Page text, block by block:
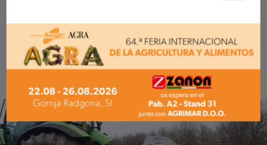
Opcionales